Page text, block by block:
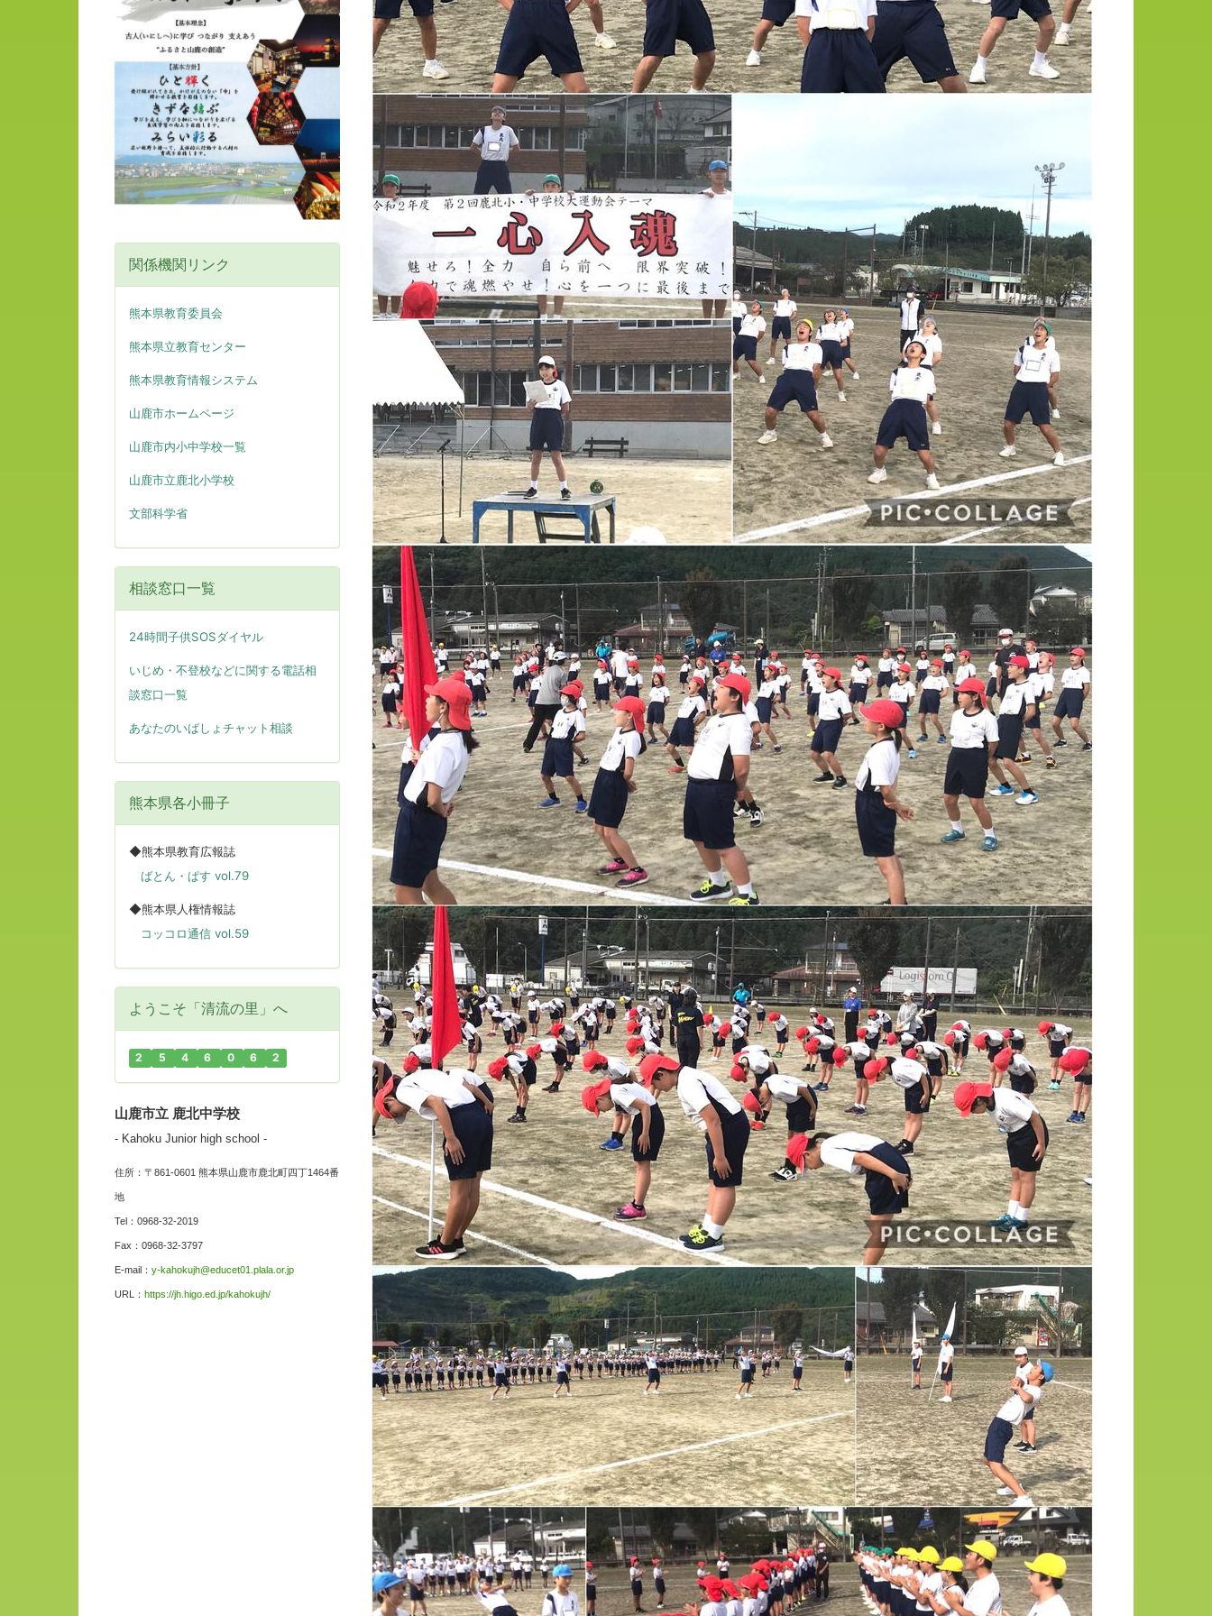
関係機関リンク
熊本県教育委員会
熊本県立教育センター
熊本県教育情報システム
山鹿市ホームページ
山鹿市内小中学校一覧
山鹿市立鹿北小学校
文部科学省
相談窓口一覧
24時間子供SOSダイヤル
いじめ・不登校などに関する電話相
談窓口一覧
あなたのいばしょチャット相談
熊本県各小冊子
◆熊本県教育広報誌
ばとん・ぱす vol.79
◆熊本県人権情報誌
コッコロ通信 vol.59
ようこそ「清流の里」へ
2 5 4 6 0 6 2
山鹿市立 鹿北中学校
- Kahoku Junior high school -
住所：〒861-0601 熊本県山鹿市鹿北町四丁1464番
地
Tel：0968-32-2019
Fax：0968-32-3797
E-mail： y-kahokujh@educet01.plala.or.jp
URL： https://jh.higo.ed.jp/kahokujh/